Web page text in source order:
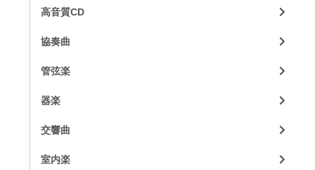
高音質CD
協奏曲
管弦楽
器楽
交響曲
室内楽